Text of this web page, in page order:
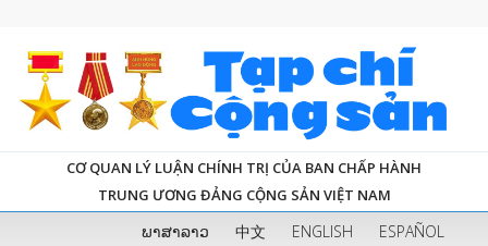
CƠ QUAN LÝ LUẬN CHÍNH TRỊ CỦA BAN CHẤP HÀNH
TRUNG ƯƠNG ĐẢNG CỘNG SẢN VIỆT NAM
ພາສາລາວ 中文 ENGLISH
ESPAÑOL